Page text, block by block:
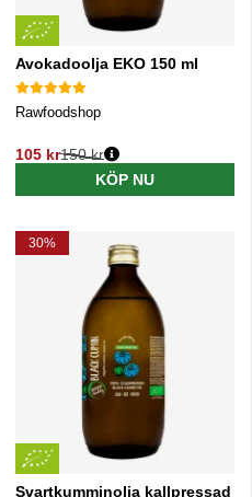
Avokadoolja EKO 150 ml
Rawfoodshop
105 kr
Ordinarie pris:
150 kr
KÖP NU
30%
Svartkumminolja kallpressad